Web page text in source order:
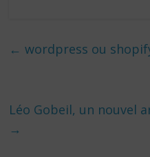
← wordpress ou
Léo Gobeil, un nouvel
→